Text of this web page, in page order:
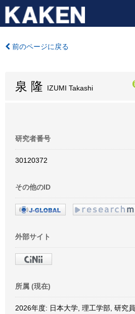
前のページに戻る
泉 隆 IZUMI Takashi
研究者番号
30120372
その他のID
外部サイト
所属 (現在)
2026年度: 日本大学, 理工学部, 研究員